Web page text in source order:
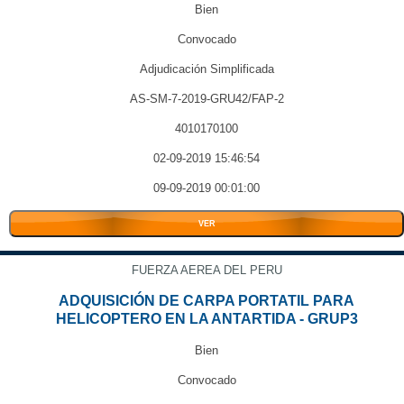
Bien
Convocado
Adjudicación Simplificada
AS-SM-7-2019-GRU42/FAP-2
4010170100
02-09-2019 15:46:54
09-09-2019 00:01:00
VER
FUERZA AEREA DEL PERU
ADQUISICIÓN DE CARPA PORTATIL PARA
HELICOPTERO EN LA ANTARTIDA - GRUP3
Bien
Convocado